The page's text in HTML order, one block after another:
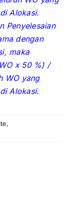
Alokasi.
Penyelesaian
dengan
maka
x 50 %) /
WO yang
Alokasi.
,